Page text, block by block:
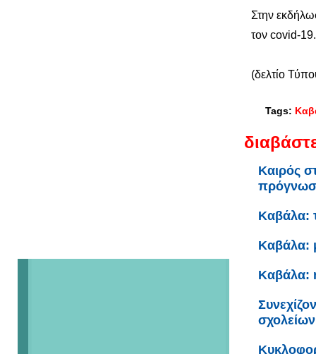
Στην
τον covid-19.
(δελτίο
Tags:
Καιρός
Καβάλα:
Καβάλα:
Καβάλα: